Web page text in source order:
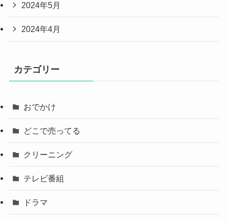
2024年5月
2024年4月
カテゴリー
おでかけ
どこで売ってる
クリーニング
テレビ番組
ドラマ